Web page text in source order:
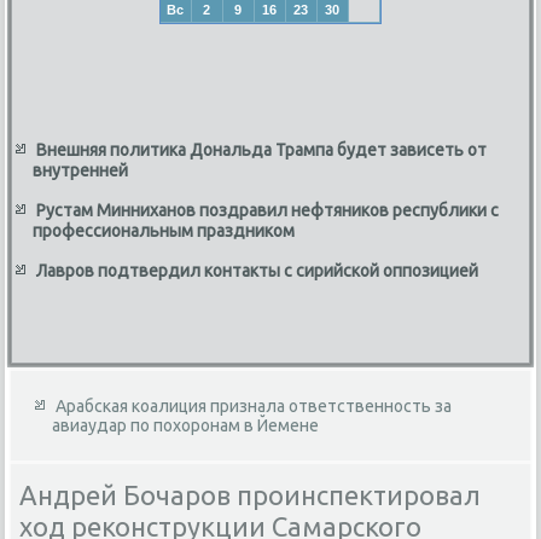
Вс
2 9 16 23 30
Внешняя политика Дональда Трампа будет зависеть от
внутренней
Рустам Минниханов поздравил нефтяников республики с
профессиональным праздником
Лавров подтвердил контакты с сирийской оппозицией
Арабская коалиция признала ответственность за
авиаудар по похоронам в Йемене
Андрей Бочаров проинспектировал
ход реконструкции Самарского